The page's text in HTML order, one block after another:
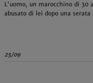
L'uomo, un marocchino di 30
abusato di lei dopo una serata
25/09